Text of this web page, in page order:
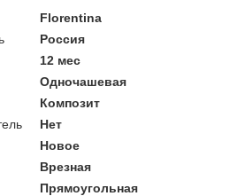
Florentina
Россия
12 мес
Одночашевая
Композит
Нет
Новое
Врезная
Прямоугольная